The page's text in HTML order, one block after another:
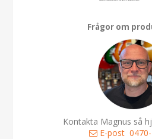
Frågor om
Kontakta Magnus så
E-post